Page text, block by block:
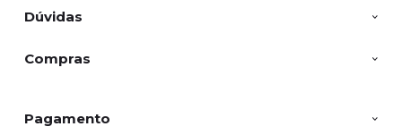
Dúvidas
Compras
Pagamento